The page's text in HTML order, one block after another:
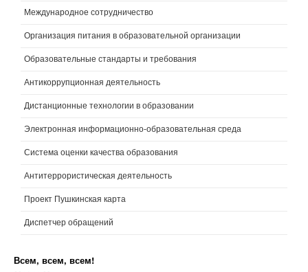
Международное сотрудничество
Организация питания в образовательной организации
Образовательные стандарты и требования
Антикоррупционная деятельность
Дистанционные технологии в образовании
Электронная информационно-образовательная среда
Система оценки качества образования
Антитеррористическая деятельность
Проект Пушкинская карта
Диспетчер обращений
Всем, всем, всем!